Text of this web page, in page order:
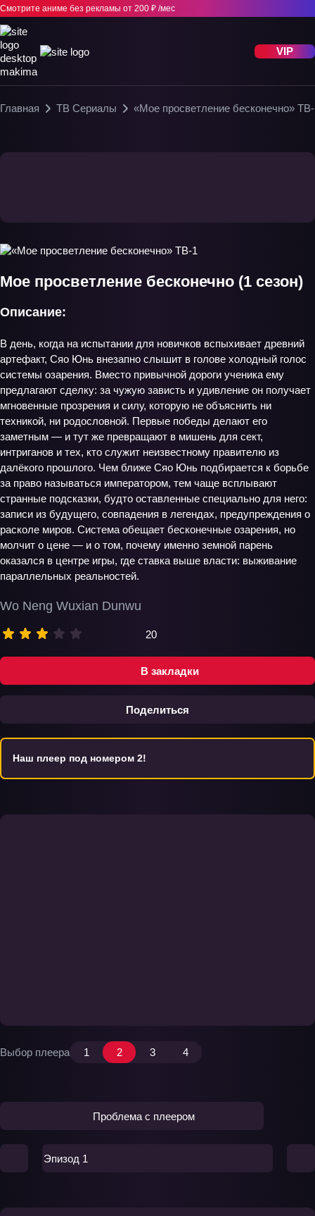
Смотрите аниме без рекламы от 200 ₽ /мес
VIP
Главная ТВ Сериалы «Мое просветление бесконечно»
В закладки
Поделиться
Мое просветление бесконечно (1 сезон)
Wo Neng Wuxian Dunwu
20
Описание:
В день, когда на испытании для новичков вспыхивает древний
артефакт, Сяо Юнь внезапно слышит в голове холодный голос
системы озарения. Вместо привычной дороги ученика ему
предлагают сделку: за чужую зависть и удивление он получает
мгновенные прозрения и силу, которую не объяснить ни
техникой, ни родословной. Первые победы делают его
заметным — и тут же превращают в мишень для сект,
интриганов и тех, кто служит неизвестному правителю из
далёкого прошлого. Чем ближе Сяо Юнь подбирается к борьбе
за право называться императором, тем чаще всплывают
странные подсказки, будто оставленные специально для него:
записи из будущего, совпадения в легендах, предупреждения о
расколе миров. Система обещает бесконечные озарения, но
молчит о цене — и о том, почему именно земной парень
оказался в центре игры, где ставка выше власти: выживание
параллельных реальностей.
Наш плеер под номером 2!
Выбор плеера 1 2 3 4
Проблема с плеером
Эпизод 1